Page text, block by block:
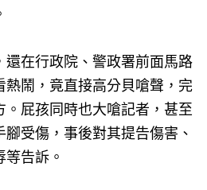
還在行政院、警政署前面馬路
熱鬧，竟直接高分貝嗆聲，完
。屁孩同時也大嗆記者，甚至
受傷，事後對其提告傷害、
告訴。